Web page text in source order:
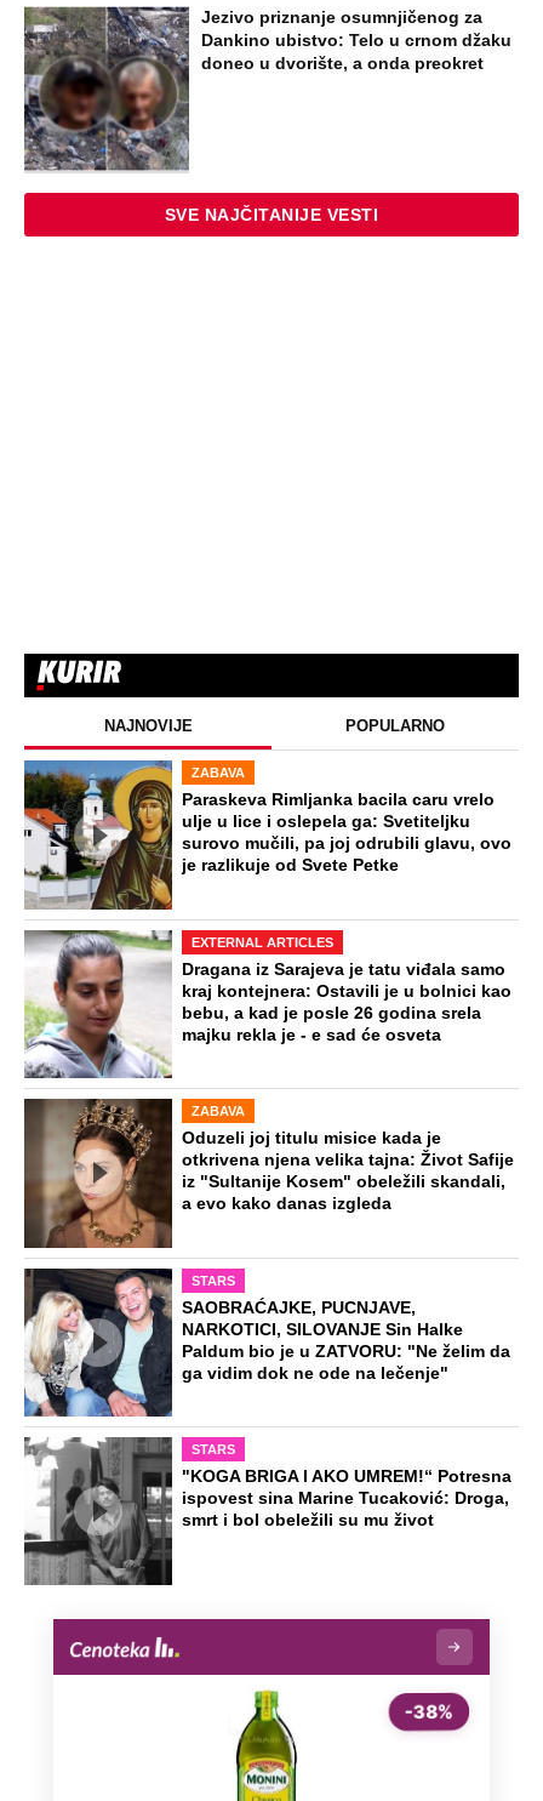
Jezivo priznanje osumnjičenog za
Dankino ubistvo: Telo u crnom džaku
doneo u dvorište, a onda preokret
SVE NAJČITANIJE VESTI
NAJNOVIJE POPULARNO
ZABAVA
Paraskeva Rimljanka bacila caru vrelo
ulje u lice i oslepela ga: Svetiteljku
surovo mučili, pa joj odrubili glavu, ovo
je razlikuje od Svete Petke
EXTERNAL ARTICLES
Dragana iz Sarajeva je tatu viđala samo
kraj kontejnera: Ostavili je u bolnici kao
bebu, a kad je posle 26 godina srela
majku rekla je - e sad će osveta
ZABAVA
Oduzeli joj titulu misice kada je
otkrivena njena velika tajna: Život Safije
iz "Sultanije Kosem" obeležili skandali,
a evo kako danas izgleda
STARS
SAOBRAĆAJKE, PUCNJAVE,
NARKOTICI, SILOVANJE Sin Halke
Paldum bio je u ZATVORU: "Ne želim da
ga vidim dok ne ode na lečenje"
STARS
"KOGA BRIGA I AKO UMREM!“ Potresna
ispovest sina Marine Tucaković: Droga,
smrt i bol obeležili su mu život